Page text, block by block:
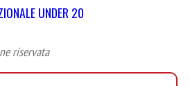
UNDER 20
riservata